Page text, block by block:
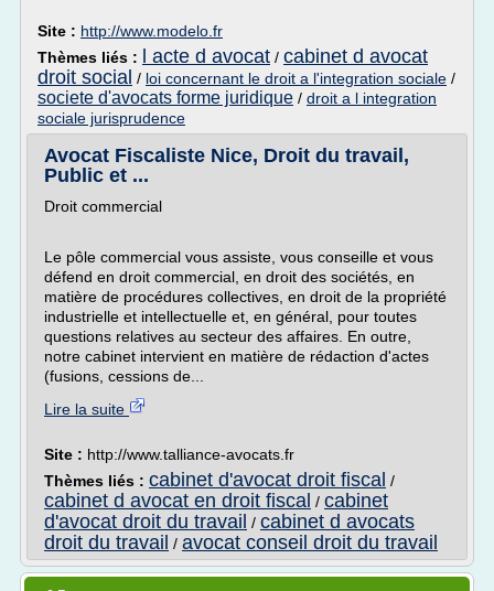
Site : http://www.modelo.fr
Thèmes liés :
l acte d avocat / cabinet d avocat
droit social / loi concernant le droit a l'integration sociale /
societe d'avocats forme juridique / droit a l integration
sociale jurisprudence
Avocat Fiscaliste Nice, Droit du travail,
Public et ...
Droit commercial
Le pôle commercial vous assiste, vous conseille et vous
défend en droit commercial, en droit des sociétés, en
matière de procédures collectives, en droit de la propriété
industrielle et intellectuelle et, en général, pour toutes
questions relatives au secteur des affaires. En outre,
notre cabinet intervient en matière de rédaction d'actes
(fusions, cessions de...
Lire la suite
Site : http://www.talliance-avocats.fr
Thèmes liés : cabinet d'avocat droit fiscal /
cabinet d avocat en droit fiscal / cabinet
d'avocat droit du travail / cabinet d avocats
droit du travail / avocat conseil droit du travail